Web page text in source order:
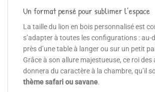
Un format pensé pour sublimer l’espace
La taille du lion en bois personnalisé est
s’adapter à toutes les configurations : au-
près d’une table à langer ou sur un petit
Grâce à son allure majestueuse, ce roi des
donnera du caractère à la chambre, qu’il
thème safari ou savane.